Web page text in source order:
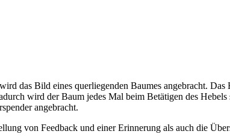
das Bild eines querliegenden Baumes angebracht.
wird der Baum jedes Mal beim Betätigen des
angebracht.
von Feedback und einer Erinnerung als auch die